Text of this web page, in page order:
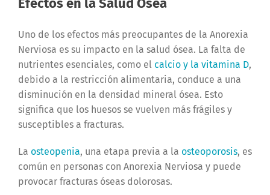
Efectos en la Salud Ósea
Uno de los efectos más preocupantes de la Anorexia
Nerviosa es su impacto en la salud ósea. La falta de
nutrientes esenciales, como el calcio y la vitamina D,
debido a la restricción alimentaria, conduce a una
disminución en la densidad mineral ósea. Esto
significa que los huesos se vuelven más frágiles y
susceptibles a fracturas.
La osteopenia, una etapa previa a la osteoporosis, es
común en personas con Anorexia Nerviosa y puede
provocar fracturas óseas dolorosas.